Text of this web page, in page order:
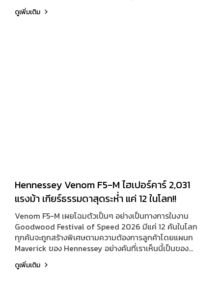
ท้องถนน ภายนอกจะดูเรียบง่ายกว่ามีปีกหลังแอกทีฟที่ซ่อน
เนียนไปกับตัวถัง
ดูเพิ่มเติม
Hennessey Venom F5-M ไฮเปอร์คาร์ 2,031
แรงม้า เกียร์ธรรมดาสุดระห่ำ แค่ 12 ในโลก!!
Venom F5-M เผยโฉมตัวเป็นๆ อย่างเป็นทางการในงาน
Goodwood Festival of Speed 2026 มีแค่ 12 คันในโลก
ทุกคันจะถูกสร้างพิเศษตามความต้องการลูกค้าโดยแผนก
Maverick ของ Hennessey อย่างคันที่เราเห็นนี้เป็นของ
ลูกค้าชาวสหราชอาณาจักร แชสซีหมายเลข 1 ตัวถังมาเป็น
คาร์บอนไฟเบอร์เปลือยสีม่วงทั้งคัน ตัดกับรายละเอียดสีทอ
ดูเพิ่มเติม